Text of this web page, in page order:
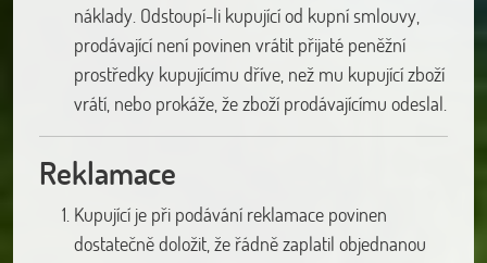
náklady. Odstoupí-li kupující od kupní smlouvy,
prodávající není povinen vrátit přijaté peněžní
prostředky kupujícímu dříve, než mu kupující zboží
vrátí, nebo prokáže, že zboží prodávajícímu odeslal.
Reklamace
Kupující je při podávání reklamace povinen
dostatečně doložit, že řádně zaplatil objednanou